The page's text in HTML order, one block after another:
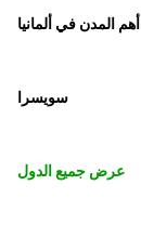
أهم المدن في ألمانيا
سويسرا
عرض جميع الدول